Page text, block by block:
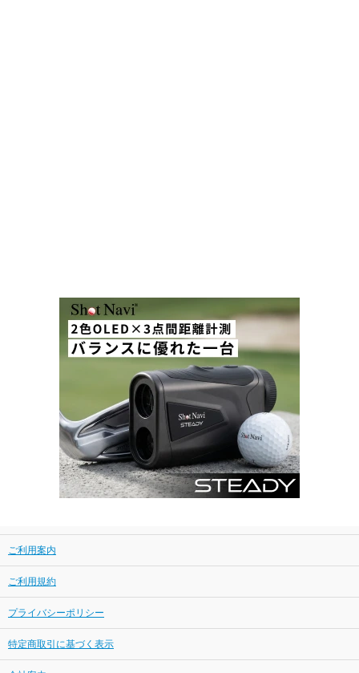
ご利用案内
ご利用規約
プライバシーポリシー
特定商取引に基づく表示